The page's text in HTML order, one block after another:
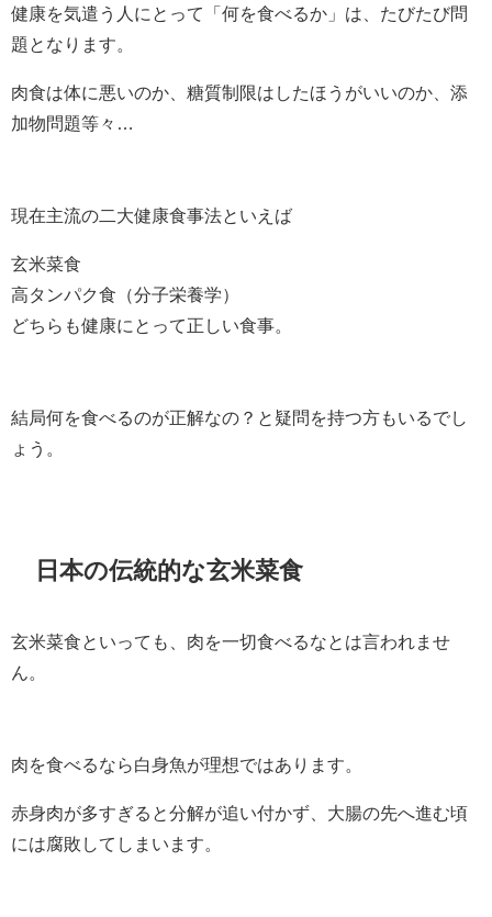
健康を気遣う人にとって「何を食べるか」は、たびたび問
題となります。
肉食は体に悪いのか、糖質制限はしたほうがいいのか、添
加物問題等々…
現在主流の二大健康食事法といえば
玄米菜食
高タンパク食（分子栄養学）
どちらも健康にとって正しい食事。
結局何を食べるのが正解なの？と疑問を持つ方もいるでし
ょう。
日本の伝統的な玄米菜食
玄米菜食といっても、肉を一切食べるなとは言われませ
ん。
肉を食べるなら白身魚が理想ではあります。
赤身肉が多すぎると分解が追い付かず、大腸の先へ進む頃
には腐敗してしまいます。